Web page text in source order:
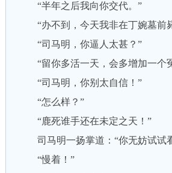
“半年之后我向你交代。”
“办不到，今天我非在丁婉墓前
“司马明，你逼人太甚？”
“留你多活一天，会多增加一个
“司马明，你别太自信！”
“怎么样？”
“鹿死谁手还在未定之天！”
司马明一扬掌道：“你无妨试试
“慢着！”